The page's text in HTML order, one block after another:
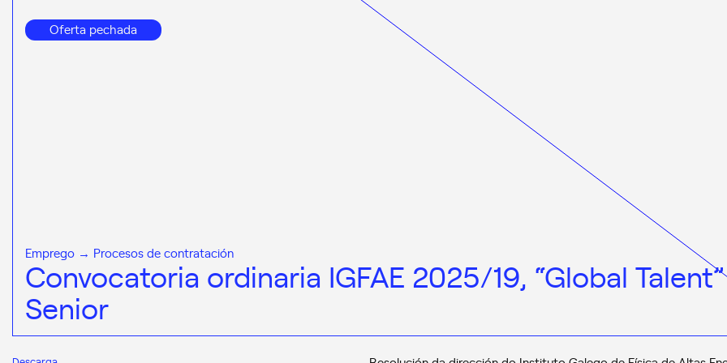
Oferta pechada
Emprego → Procesos de contratación
Convocatoria ordinaria IGFAE 2025/19, “Global Talent”
Senior